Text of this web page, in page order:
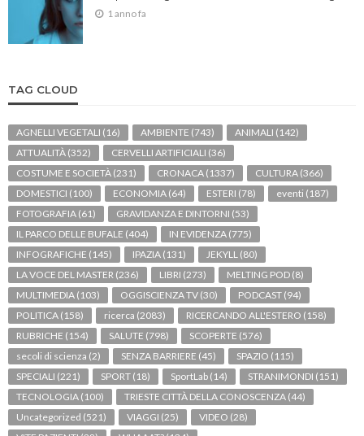
1 anno fa
TAG CLOUD
AGNELLI VEGETALI (16) AMBIENTE (743) ANIMALI (142)
ATTUALITÀ (352) CERVELLI ARTIFICIALI (36)
COSTUME E SOCIETÀ (231) CRONACA (1337) CULTURA (366)
DOMESTICI (100) ECONOMIA (64) ESTERI (78) eventi (187)
FOTOGRAFIA (61) GRAVIDANZA E DINTORNI (53)
IL PARCO DELLE BUFALE (404) IN EVIDENZA (775)
INFOGRAFICHE (145) IPAZIA (131) JEKYLL (80)
LA VOCE DEL MASTER (236) LIBRI (273) MELTING POD (8)
MULTIMEDIA (103) OGGISCIENZA TV (30) PODCAST (94)
POLITICA (158) ricerca (2083) RICERCANDO ALL'ESTERO (158)
RUBRICHE (154) SALUTE (798) SCOPERTE (576)
secoli di scienza (2) SENZA BARRIERE (45) SPAZIO (115)
SPECIALI (221) SPORT (18) SportLab (14) STRANIMONDI (151)
TECNOLOGIA (100) TRIESTE CITTÀ DELLA CONOSCENZA (44)
Uncategorized (521) VIAGGI (25) VIDEO (28)